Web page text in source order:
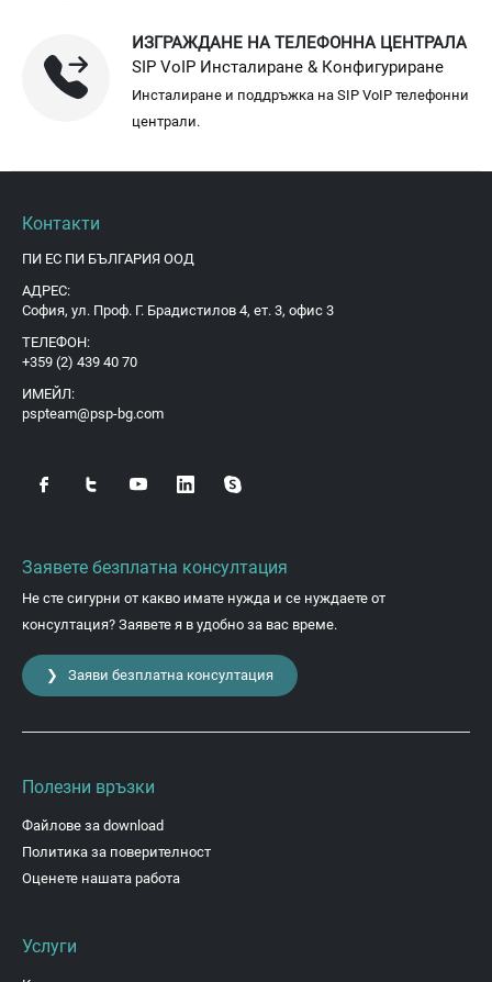
ИЗГРАЖДАНЕ НА ТЕЛЕФОННА ЦЕНТРАЛА
SIP VoIP Инсталиране & Конфигуриране
Инсталиране и поддръжка на SIP VoIP телефонни
централи.
Контакти
ПИ ЕС ПИ БЪЛГАРИЯ ООД
АДРЕС:
София, ул. Проф. Г. Брадистилов 4, ет. 3, офис 3
ТЕЛЕФОН:
+359 (2) 439 40 70
ИМЕЙЛ:
pspteam@psp-bg.com
Заявете безплатна консултация
Не сте сигурни от какво имате нужда и се нуждаете от
консултация? Заявете я в удобно за вас време.
❯ Заяви безплатна консултация
Полезни връзки
Файлове за download
Политика за поверителност
Оценете нашата работа
Услуги